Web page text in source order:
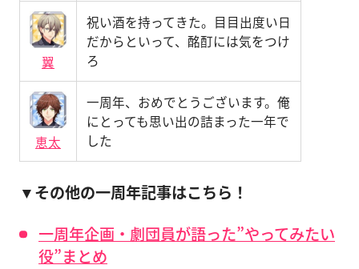
翼
祝い酒を持ってきた。目目出度い日
だからといって、酩酊には気をつけ
ろ
恵太
一周年、おめでとうございます。俺
にとっても思い出の詰まった一年で
した
▼その他の一周年記事はこちら！
一周年企画・劇団員が語った”やってみたい
役”まとめ